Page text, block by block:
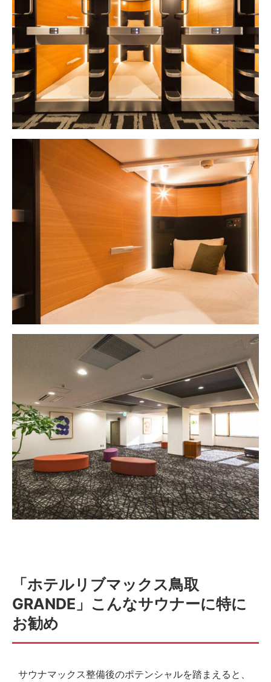
「ホテルリブマックス鳥取
GRANDE」こんなサウナーに特に
お勧め
サウナマックス整備後のポテンシャルを踏まえると、